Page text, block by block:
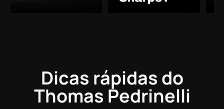
Dicas rápidas do
Thomas Pedrinelli